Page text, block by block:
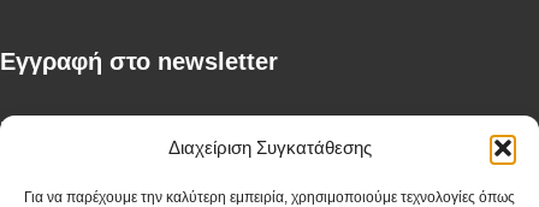
Διαχείριση Συγκατάθεσης
Για να παρέχουμε την καλύτερη εμπειρία, χρησιμοποιούμε τεχνολογίες όπως
Eγγραφή στο newsletter
First Name